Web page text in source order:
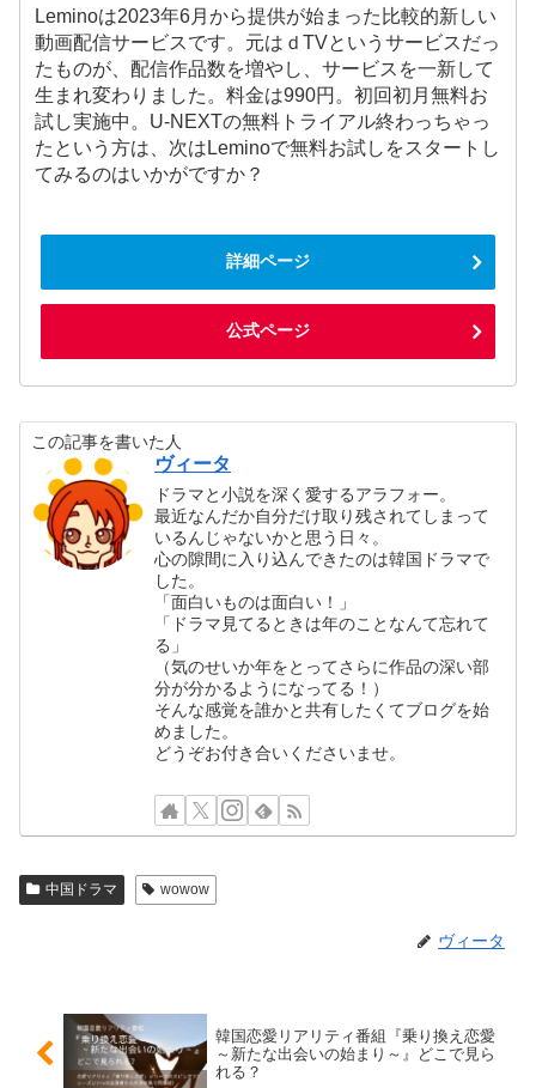
Leminoは2023年6月から提供が始まった比較的新しい
動画配信サービスです。元はｄTVというサービスだっ
たものが、配信作品数を増やし、サービスを一新して
生まれ変わりました。料金は990円。初回初月無料お
試し実施中。U-NEXTの無料トライアル終わっちゃっ
たという方は、次はLeminoで無料お試しをスタートし
てみるのはいかがですか？
詳細ページ
公式ページ
この記事を書いた人
ヴィータ
ドラマと小説を深く愛するアラフォー。
最近なんだか自分だけ取り残されてしまって
いるんじゃないかと思う日々。
心の隙間に入り込んできたのは韓国ドラマで
した。
「面白いものは面白い！」
「ドラマ見てるときは年のことなんて忘れて
る」
（気のせいか年をとってさらに作品の深い部
分が分かるようになってる！）
そんな感覚を誰かと共有したくてブログを始
めました。
どうぞお付き合いくださいませ。
中国ドラマ wowow
ヴィータ
韓国恋愛リアリティ番組『乗り換え恋愛
～新たな出会いの始まり～』どこで見ら
れる？